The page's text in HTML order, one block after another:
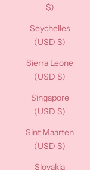
$)
Seychelles
(USD $)
Sierra Leone
(USD $)
Singapore
(USD $)
Sint Maarten
(USD $)
Slovakia